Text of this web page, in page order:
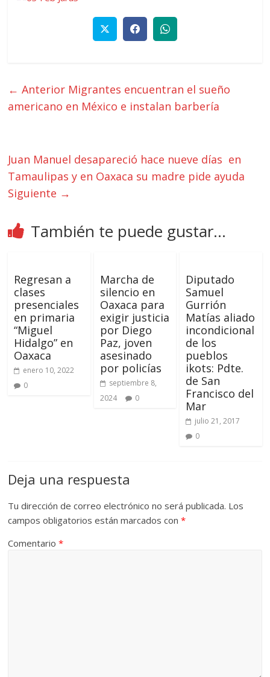
← Anterior Migrantes encuentran el sueño
americano en México e instalan barbería
Juan Manuel desapareció hace nueve días en
Tamaulipas y en Oaxaca su madre pide ayuda
Siguiente →
También te puede gustar...
Regresan a
clases
presenciales
en primaria
“Miguel
Hidalgo” en
Oaxaca
enero 10, 2022
0
Marcha de
silencio en
Oaxaca para
exigir justicia
por Diego
Paz, joven
asesinado
por policías
septiembre 8,
2024
0
Diputado
Samuel
Gurrión
Matías aliado
incondicional
de los
pueblos
ikots: Pdte.
de San
Francisco del
Mar
julio 21, 2017
0
Deja una respuesta
Tu dirección de correo electrónico no será publicada. Los
campos obligatorios están marcados con*
Comentario*